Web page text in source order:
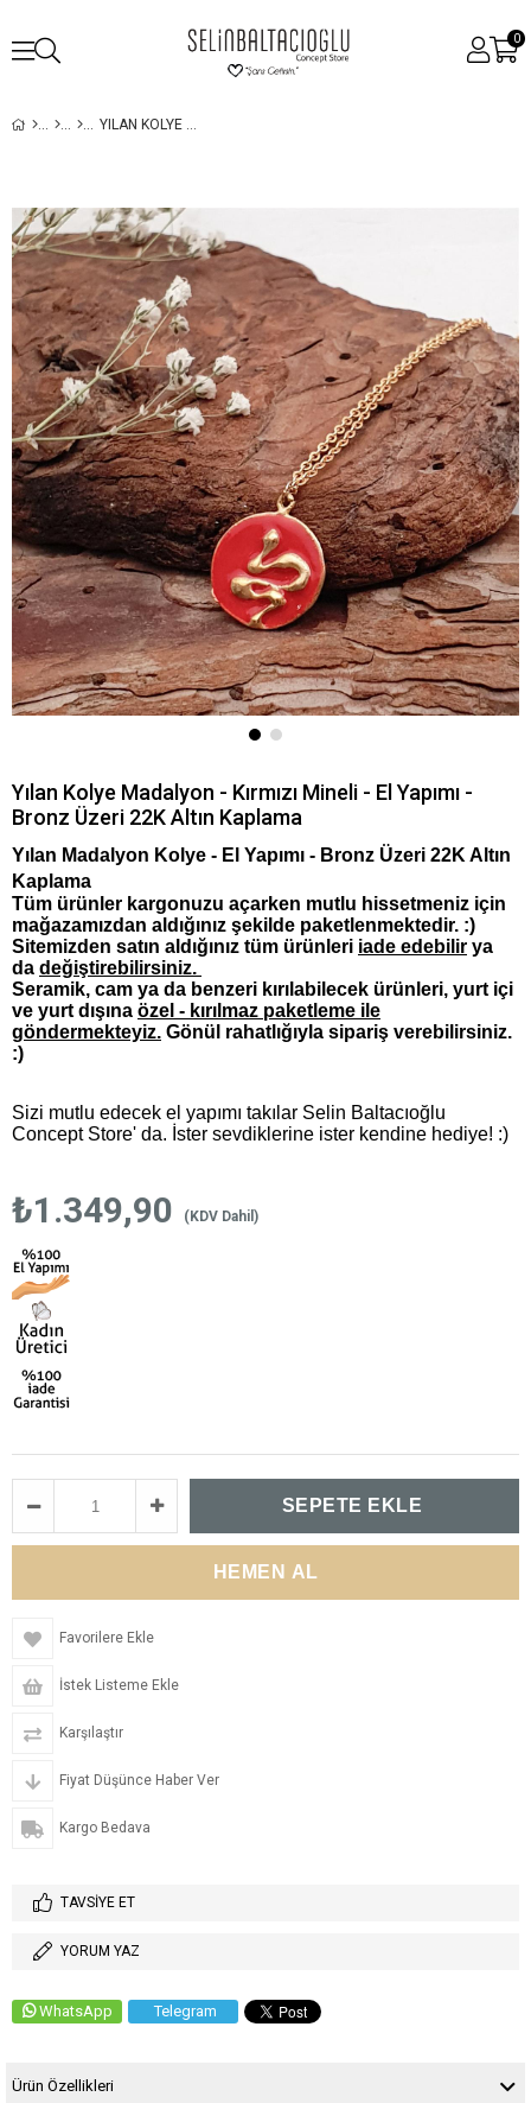
0
YILAN KOLYE MADALYON - KIRMIZI MINELI - EL YAPIMI - BRONZ ÜZERI 22K ALTIN KAPLAMA
Yılan Kolye Madalyon - Kırmızı Mineli - El Yapımı -
Bronz Üzeri 22K Altın Kaplama
Yılan Madalyon Kolye - El Yapımı - Bronz Üzeri 22K Altın
Kaplama
Tüm ürünler kargonuzu açarken mutlu hissetmeniz için
mağazamızdan aldığınız şekilde paketlenmektedir. :)
Sitemizden satın aldığınız tüm ürünleri iade edebilir ya
da değiştirebilirsiniz.
Seramik, cam ya da benzeri kırılabilecek ürünleri, yurt içi
ve yurt dışına özel - kırılmaz paketleme ile
göndermekteyiz. Gönül rahatlığıyla sipariş verebilirsiniz.
:)
Sizi mutlu edecek el yapımı takılar Selin Baltacıoğlu
Concept Store' da. İster sevdiklerine ister kendine hediye! :)
₺1.349,90 (KDV Dahil)
Favorilere Ekle
İstek Listeme Ekle
Karşılaştır
Fiyat Düşünce Haber Ver
Kargo Bedava
TAVSIYE ET
YORUM YAZ
WhatsApp Telegram
Ürün Özellikleri